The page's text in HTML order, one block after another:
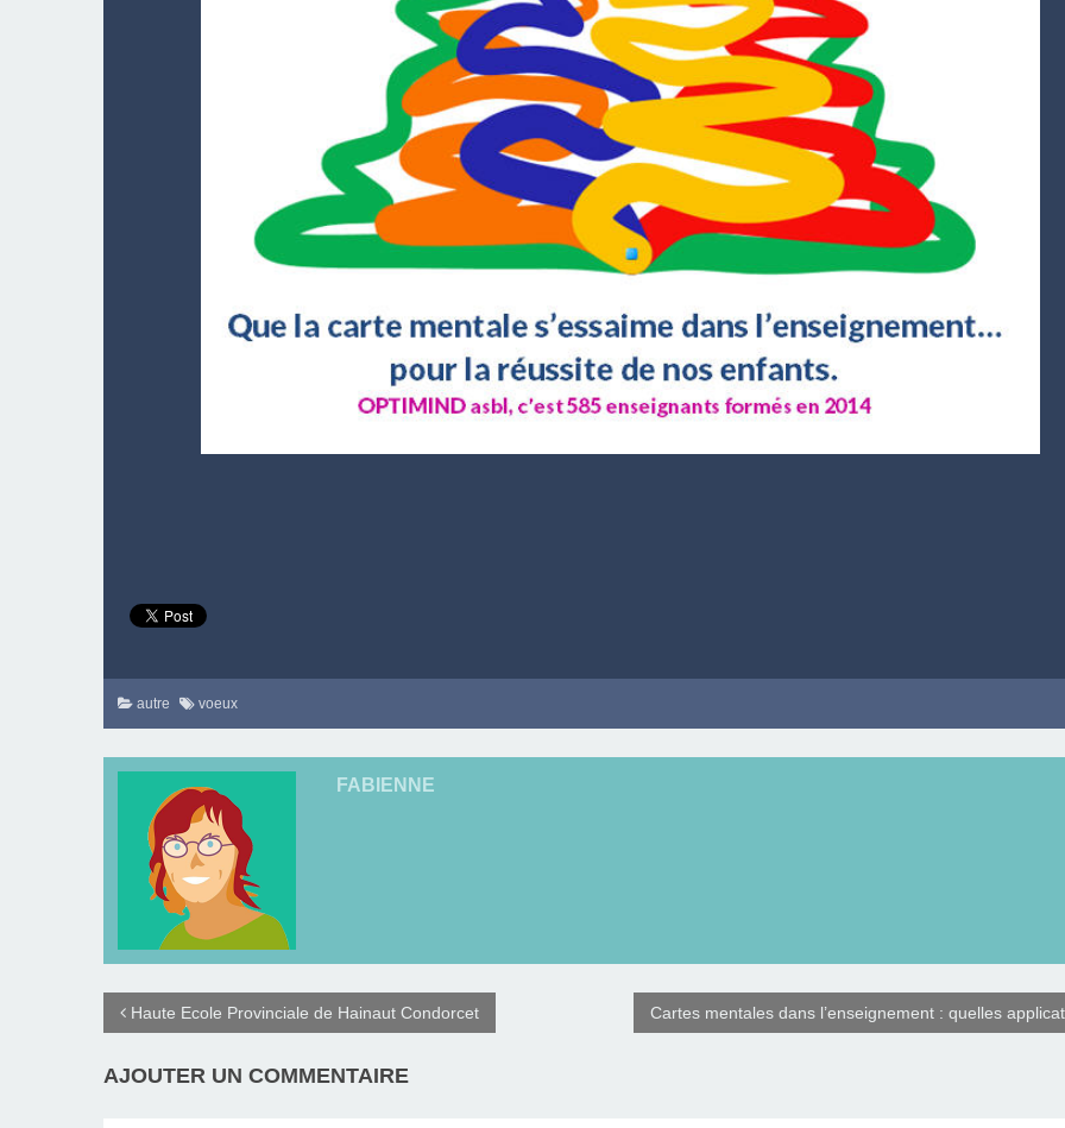
autre voeux
FABIENNE
Haute Ecole Provinciale de Hainaut Condorcet Cartes mentales dans l’enseignement : quelles
AJOUTER UN COMMENTAIRE